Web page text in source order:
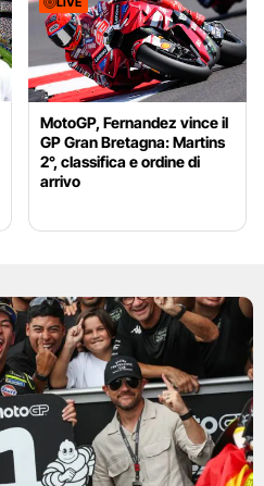
MotoGP, Fernandez vince il
GP Gran Bretagna: Martins
2°, classifica e ordine di
arrivo